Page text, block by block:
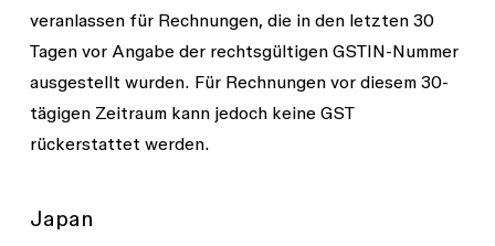
veranlassen für Rechnungen, die in den letzten 30
Tagen vor Angabe der rechtsgültigen GSTIN-Nummer
ausgestellt wurden. Für Rechnungen vor diesem 30-
tägigen Zeitraum kann jedoch keine GST
rückerstattet werden.
Japan